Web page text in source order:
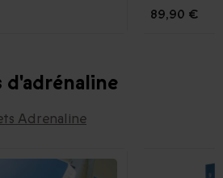
89,90 €
d'adrénaline
Adrenaline